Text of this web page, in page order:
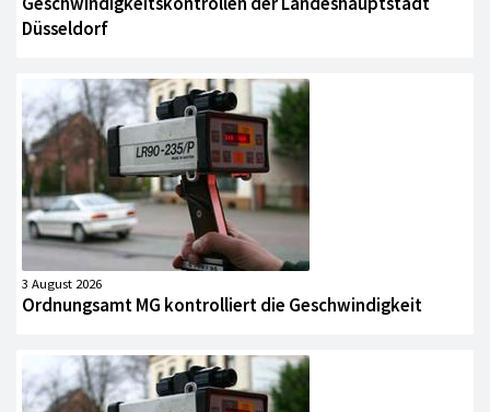
Düsseldorf
3 August 2026
Ordnungsamt MG kontrolliert die Geschwindigkeit